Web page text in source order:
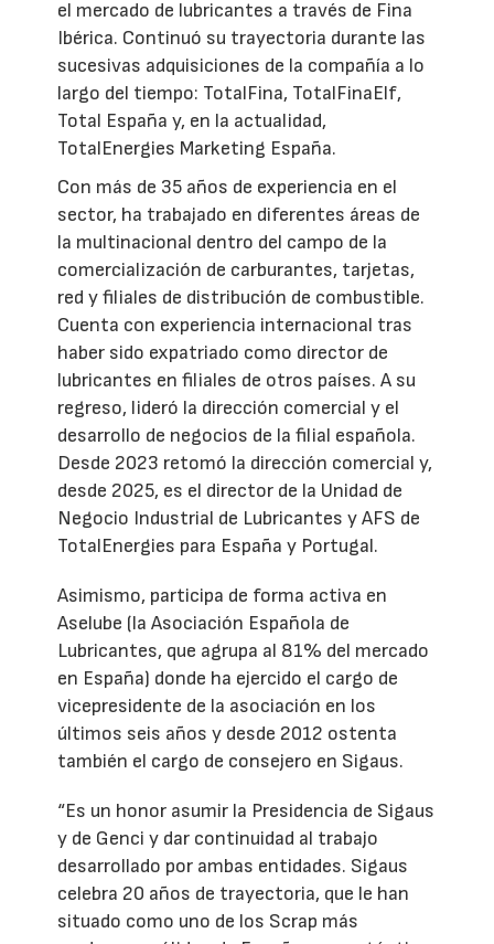
el mercado de lubricantes a través de Fina
Ibérica. Continuó su trayectoria durante las
sucesivas adquisiciones de la compañía a lo
largo del tiempo: TotalFina, TotalFinaElf,
Total España y, en la actualidad,
TotalEnergies Marketing España.
Con más de 35 años de experiencia en el
sector, ha trabajado en diferentes áreas de
la multinacional dentro del campo de la
comercialización de carburantes, tarjetas,
red y filiales de distribución de combustible.
Cuenta con experiencia internacional tras
haber sido expatriado como director de
lubricantes en filiales de otros países. A su
regreso, lideró la dirección comercial y el
desarrollo de negocios de la filial española.
Desde 2023 retomó la dirección comercial y,
desde 2025, es el director de la Unidad de
Negocio Industrial de Lubricantes y AFS de
TotalEnergies para España y Portugal.
Asimismo, participa de forma activa en
Aselube (la Asociación Española de
Lubricantes, que agrupa al 81% del mercado
en España) donde ha ejercido el cargo de
vicepresidente de la asociación en los
últimos seis años y desde 2012 ostenta
también el cargo de consejero en Sigaus.
“Es un honor asumir la Presidencia de Sigaus
y de Genci y dar continuidad al trabajo
desarrollado por ambas entidades. Sigaus
celebra 20 años de trayectoria, que le han
situado como uno de los Scrap más